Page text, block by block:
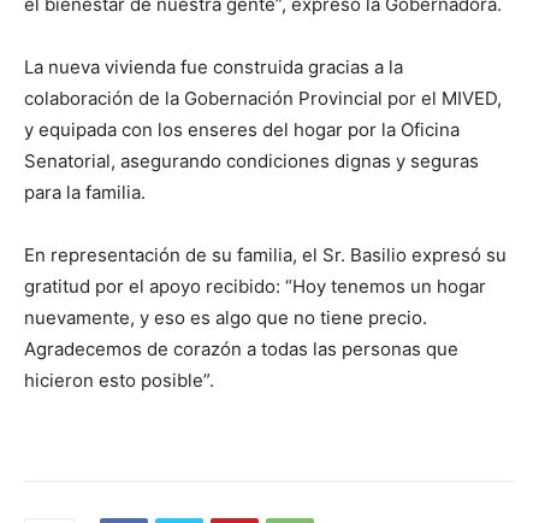
La nueva vivienda fue construida gracias a la
colaboración de la Gobernación Provincial por el MIVED,
y equipada con los enseres del hogar por la Oficina
Senatorial, asegurando condiciones dignas y seguras
para la familia.
En representación de su familia, el Sr. Basilio expresó su
gratitud por el apoyo recibido: “Hoy tenemos un hogar
nuevamente, y eso es algo que no tiene precio.
Agradecemos de corazón a todas las personas que
hicieron esto posible”.